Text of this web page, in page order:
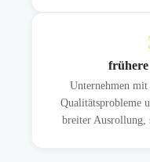
Unternehmen
Qualitätsprobleme
breiter Ausrollung,